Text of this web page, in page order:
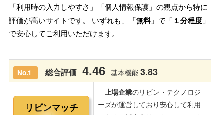
「利用時の入力しやすさ」「個人情報保護」の観点から特に
評価が高いサイトです。 いずれも、「無料」で「 １分程度 」
で安心してご利用いただけます。